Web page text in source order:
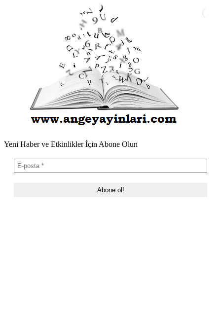
Yeni Haber ve Etkinlikler İçin Abone Olun